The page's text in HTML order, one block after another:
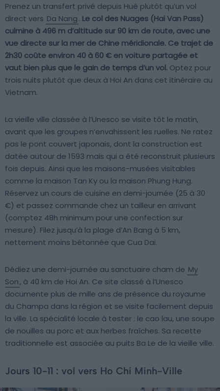
Prenez un transfert privé depuis Hué plutôt qu’un vol
direct vers Da Nang. Le col des Nuages (Hai Van Pass)
culmine à 496 m d’altitude sur 90 km de route, avec une
vue directe sur la mer de Chine méridionale. Ce trajet de
2h30 coûte environ 40 à 60 € en voiture partagée et
vaut bien plus que le gain de temps d’un vol. Optez pour
trois nuits plutôt que deux à Hoi An dans cet itinéraire au
Vietnam.
La vieille ville classée à l’Unesco se visite tôt le matin,
avant que les groupes n’envahissent les ruelles. Ne ratez
pas le pont couvert japonais, dont la construction est
datée autour de 1593 mais qui a été reconstruit plusieurs
fois depuis. Ainsi que les maisons-musées visitables
comme la maison Tan Ky ou la maison Phung Hung.
Réservez un cours de cuisine en demi-journée (25 à 30
€) et passez commande chez un tailleur en arrivant
(comptez 48h minimum pour une confection sur
mesure). Filez jusqu’à la plage d’An Bang à 5 km,
nettement moins bétonnée que Cua Dai.
Dédiez une demi-journée au sanctuaire cham de My
Son, à 40 km de Hoi An. Ce site classé à l’Unesco
documente plus de mille ans de présence du royaume
du Champa dans la région et se visite facilement depuis
la ville. La spécialité locale à tester : le cao lau, une soupe
de nouilles au porc et aux herbes fraîches. Sa recette
traditionnelle est associée au puits Ba Le de la vieille ville.
Jours 10-11 : vol vers Ho Chi Minh-Ville